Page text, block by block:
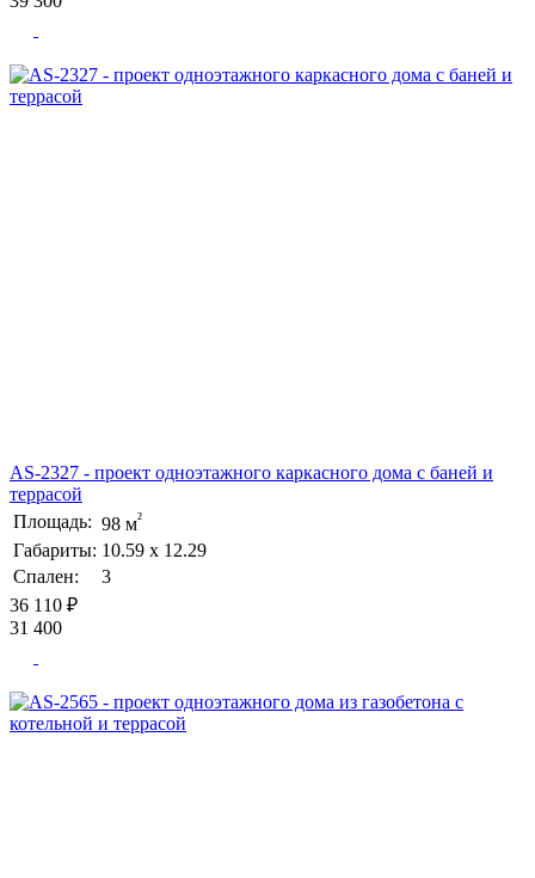
AS-2327 - проект одноэтажного каркасного дома с баней и
террасой
Площадь: 98 м²
Габариты: 10.59 х 12.29
Спален:
3
36 110 ₽
31 400